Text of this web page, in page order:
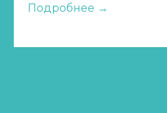
Подробнее →